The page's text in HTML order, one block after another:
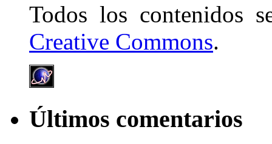
Todos los contenidos
Creative Commons.
Últimos comentarios